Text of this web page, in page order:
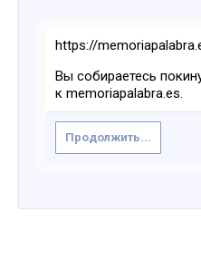
https://
Вы собираетесь
к memoriapalabra.es.
Продолжить...